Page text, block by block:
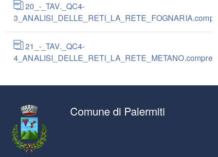
20_-_TAV._QC4-
21_-_TAV._QC4-
Comune di Palermiti